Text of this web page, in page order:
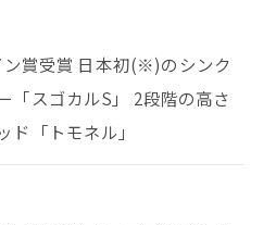
賞受賞 日本初(※)のシンク
「スゴカルS」 2段階の高さ
ド「トモネル」